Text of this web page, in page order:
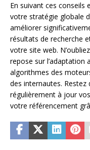
En suivant ces conseils
votre stratégie globale
améliorer
résultats de recherche
votre site web.
repose sur l’adaptation
algorithmes des
des internautes. Restez
régulièrement à jour
votre référencement